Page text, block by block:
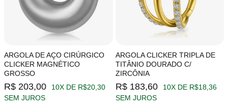
ARGOLA DE AÇO CIRÚRGICO
CLICKER MAGNÉTICO
GROSSO
R$ 203,00
10X DE R$20,30
SEM JUROS
ARGOLA CLICKER TRIPLA DE
TITÂNIO DOURADO C/
ZIRCÔNIA
R$ 183,60
10X DE R$18,36
SEM JUROS